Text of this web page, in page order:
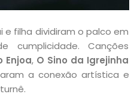
e filha dividiram o palco em
cumplicidade. Canções
Enjoa, O Sino da Igrejinha
a conexão artística e